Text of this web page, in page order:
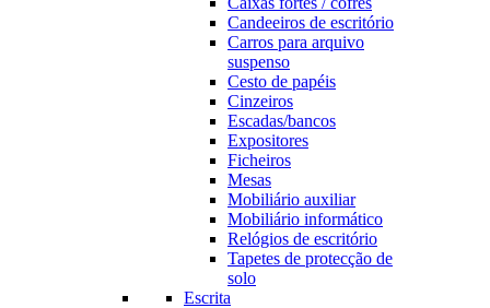
Candeeiros de escritório
Carros para arquivo
suspenso
Cesto de papéis
Cinzeiros
Escadas/bancos
Expositores
Ficheiros
Mesas
Mobiliário auxiliar
Mobiliário informático
Relógios de escritório
Tapetes de protecção de
solo
Escrita